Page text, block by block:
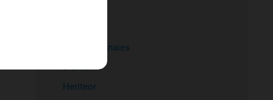
Cryptomonnaies
Diamants
Heriteor